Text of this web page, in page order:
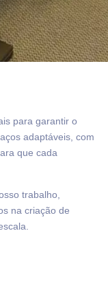
para garantir o
adaptáveis, com
que cada
trabalho,
na criação de